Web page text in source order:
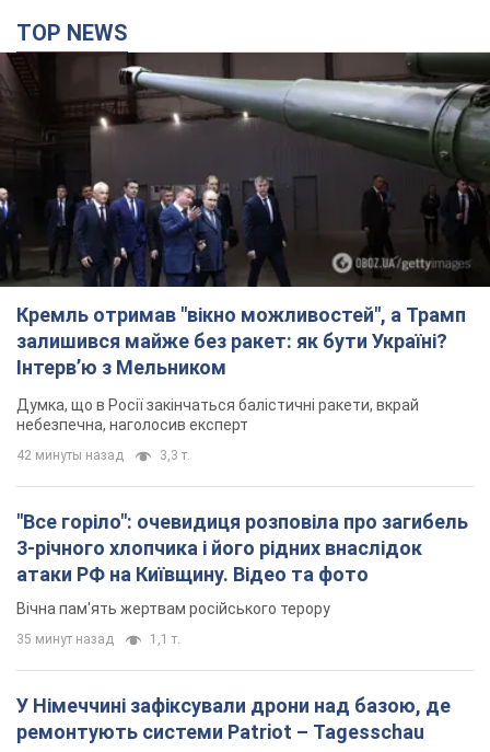
TOP NEWS
Кремль отримав "вікно можливостей", а Трамп
залишився майже без ракет: як бути Україні?
Інтерв’ю з Мельником
Думка, що в Росії закінчаться балістичні ракети, вкрай
небезпечна, наголосив експерт
42 минуты назад 3,3 т.
"Все горіло": очевидиця розповіла про загибель
3-річного хлопчика і його рідних внаслідок
атаки РФ на Київщину. Відео та фото
Вічна пам'ять жертвам російського терору
35 минут назад 1,1 т.
У Німеччині зафіксували дрони над базою, де
ремонтують системи Patriot – Tagesschau